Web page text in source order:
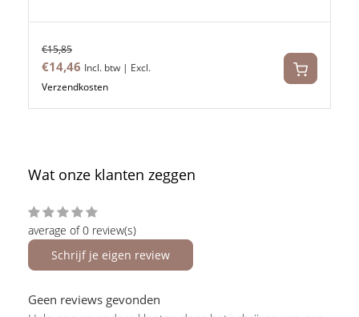
€15,85
€14,46 Incl. btw | Excl.
Verzendkosten
Wat onze klanten zeggen
average of 0 review(s)
Schrijf je eigen review
Geen reviews gevonden